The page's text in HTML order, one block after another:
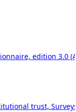
edition 3.0
trust,